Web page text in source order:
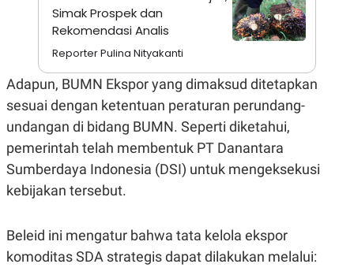
A
K
O
N
A
T
V
L
I
P
U
JARINGAN
Simak Prospek dan
Rekomendasi Analis
Reporter Pulina Nityakanti
Adapun, BUMN Ekspor yang dimaksud ditetapkan
sesuai dengan ketentuan peraturan perundang-
undangan di bidang BUMN. Seperti diketahui,
pemerintah telah membentuk PT Danantara
Sumberdaya Indonesia (DSI) untuk mengeksekusi
kebijakan tersebut.
Beleid ini mengatur bahwa tata kelola ekspor
komoditas SDA strategis dapat dilakukan melalui: